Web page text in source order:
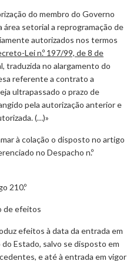
do membro do Governo
setorial a reprogramação de
autorizados nos termos
Lei n.º 197/99, de 8 de
traduzida no alargamento do
referente a contrato a
ultrapassado o prazo de
pela autorização anterior e
(…)»
à colação o disposto no artigo
no Despacho n.º
210.º
de efeitos
efeitos à data da entrada em
Estado, salvo se disposto em
e até à entrada em vigor